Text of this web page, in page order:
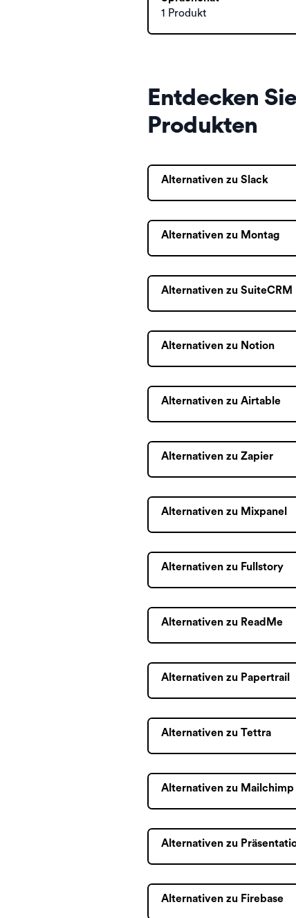
1 Produkt
Entdecken
Produkten
Alternativen zu Slack
Alternativen zu Montag
Alternativen zu SuiteCRM
Alternativen zu Notion
Alternativen zu Airtable
Alternativen zu Zapier
Alternativen zu Mixpanel
Alternativen zu Fullstory
Alternativen zu ReadMe
Alternativen zu Papertrail
Alternativen zu Tettra
Alternativen zu Mailchimp
Alternativen zu
Alternativen zu Firebase